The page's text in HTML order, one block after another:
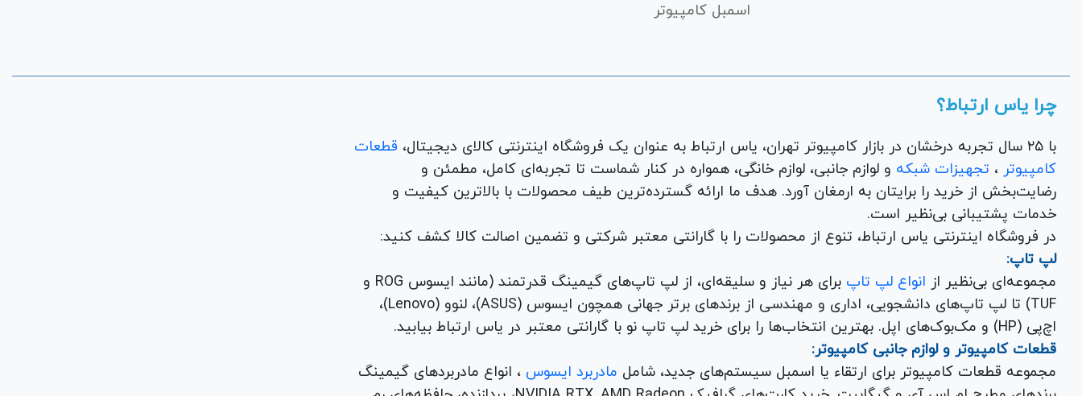
اسمبل کامپیوتر
چرا یاس ارتباط؟
با ۲۵ سال تجربه درخشان در بازار کامپیوتر تهران، یاس ارتباط به عنوان یک فروشگاه اینترنتی کالای دیجیتال،
قطعات
کامپیوتر ، تجهیزات شبکه
و لوازم جانبی، لوازم خانگی، همواره در کنار شماست تا تجربه‌ای کامل، مطمئن و
رضایت‌بخش از خرید را برایتان به ارمغان آورد. هدف ما ارائه گسترده‌ترین طیف محصولات با بالاترین کیفیت و
خدمات پشتیبانی بی‌نظیر است.
در فروشگاه اینترنتی یاس ارتباط، تنوع از محصولات را با گارانتی معتبر شرکتی و تضمین اصالت کالا کشف کنید:
لپ تاپ:
مجموعه‌ای بی‌نظیر از انواع لپ تاپ
برای هر نیاز و سلیقه‌ای، از لپ تاپ‌های گیمینگ قدرتمند (مانند ایسوس ROG و
TUF) تا لپ تاپ‌های دانشجویی، اداری و مهندسی از برندهای برتر جهانی همچون ایسوس (ASUS)، لنوو (Lenovo)،
اچ‌پی (HP) و مک‌بوک‌های اپل. بهترین انتخاب‌ها را برای خرید لپ تاپ نو با گارانتی معتبر در یاس ارتباط بیابید.
قطعات کامپیوتر و لوازم جانبی کامپیوتر:
مجموعه قطعات کامپیوتر برای ارتقاء یا اسمبل سیستم‌های جدید، شامل مادربرد ایسوس ، انواع مادربردهای گیمینگ